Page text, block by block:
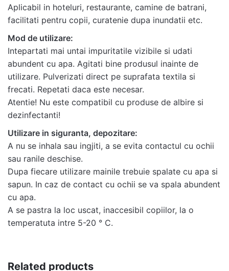
Aplicabil in hoteluri, restaurante, camine de batrani,
facilitati pentru copii, curatenie dupa inundatii etc.
Mod de utilizare:
Intepartati mai untai impuritatile vizibile si udati
abundent cu apa. Agitati bine produsul inainte de
utilizare. Pulverizati direct pe suprafata textila si
frecati. Repetati daca este necesar.
Atentie! Nu este compatibil cu produse de albire si
dezinfectanti!
Utilizare in siguranta, depozitare:
A nu se inhala sau ingjiti, a se evita contactul cu ochii
sau ranile deschise.
Dupa fiecare utilizare mainile trebuie spalate cu apa si
sapun. In caz de contact cu ochii se va spala abundent
cu apa.
A se pastra la loc uscat, inaccesibil copiilor, la o
temperatuta intre 5-20 ° С.
Related products